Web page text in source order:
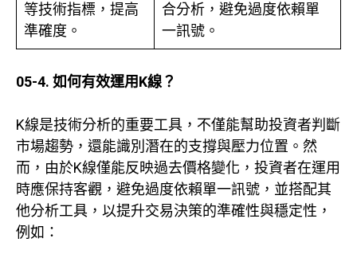
等技術指標，提高
準確度。
合分析，避免過度依賴單
一訊號。
05-4. 如何有效運用K線？
K線是技術分析的重要工具，不僅能幫助投資者判斷
市場趨勢，還能識別潛在的支撐與壓力位置。然
而，由於K線僅能反映過去價格變化，投資者在運用
時應保持客觀，避免過度依賴單一訊號，並搭配其
他分析工具，以提升交易決策的準確性與穩定性，
例如：